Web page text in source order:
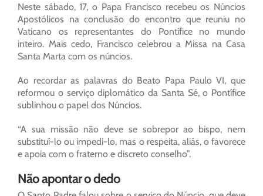
Neste sábado, 17, o Papa Francisco recebeu os Núncios
Apostólicos na conclusão do encontro que reuniu no
Vaticano os representantes do Pontífice no mundo
inteiro. Mais cedo, Francisco celebrou a Missa na Casa
Santa Marta com os núncios.
Ao recordar as palavras do Beato Papa Paulo VI, que
reformou o serviço diplomático da Santa Sé, o Pontífice
sublinhou o papel dos Núncios.
“A sua missão não deve se sobrepor ao bispo, nem
substituí-lo ou impedi-lo, mas o respeita, aliás, o favorece
e apoia com o fraterno e discreto conselho”.
Não apontar o dedo